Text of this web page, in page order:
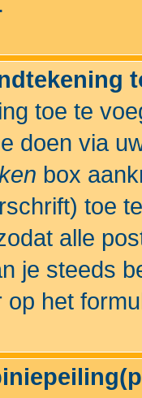
toe te
doen via
box
toe
alle
je steeds
op het